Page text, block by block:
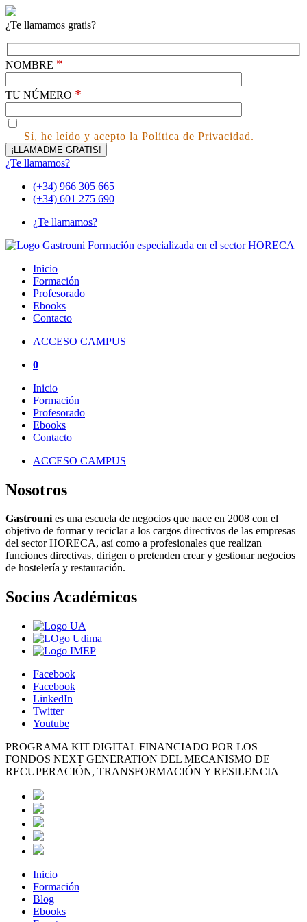
¿Te llamamos gratis?
NOMBRE *
TU NÚMERO *
Sí, he leído y acepto la Política de Privacidad.
¿Te llamamos?
(+34) 966 305 665
(+34) 601 275 690
¿Te llamamos?
Inicio
Formación
Profesorado
Ebooks
Contacto
ACCESO CAMPUS
0
Inicio
Formación
Profesorado
Ebooks
Contacto
ACCESO CAMPUS
Nosotros
Gastrounies una escuela de negocios que nace en 2008 con el
objetivo de formar y reciclar a los cargos directivos de las empresas
del sector HORECA, así como a profesionales que realizan
funciones directivas, dirigen o pretenden crear y gestionar negocios
de hostelería y restauración.
Socios Académicos
Facebook
Facebook
LinkedIn
Twitter
Youtube
PROGRAMA KIT DIGITAL FINANCIADO POR LOS
FONDOS NEXT GENERATION DEL MECANISMO DE
RECUPERACIÓN, TRANSFORMACIÓN Y RESILENCIA
Inicio
Formación
Blog
Ebooks